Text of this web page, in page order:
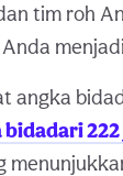
tim roh
angka